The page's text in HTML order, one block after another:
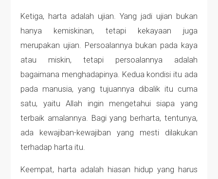
Ketiga, harta adalah ujian. Yang jadi ujian bukan
hanya kemiskinan, tetapi kekayaan juga
merupakan ujian. Persoalannya bukan pada kaya
atau miskin, tetapi persoalannya adalah
bagaimana menghadapinya. Kedua kondisi itu ada
pada manusia, yang tujuannya dibalik itu cuma
satu, yaitu Allah ingin mengetahui siapa yang
terbaik amalannya. Bagi yang berharta, tentunya,
ada kewajiban-kewajiban yang mesti dilakukan
terhadap harta itu.
Keempat, harta adalah hiasan hidup yang harus